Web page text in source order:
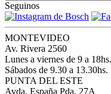
Seguinos
MONTEVIDEO
Av. Rivera 2560
Lunes a viernes de 9 a 18hs.
Sábados de 9.30 a 13.30hs.
PUNTA DEL ESTE
Avda. España Pda. 27A